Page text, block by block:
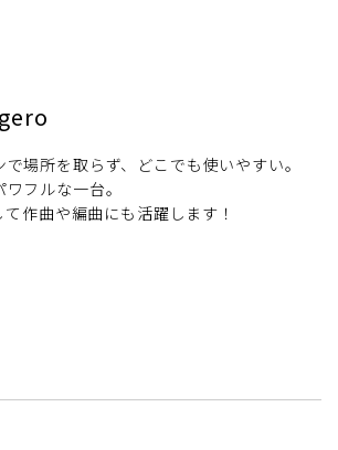
場所を取らず、どこでも使いやすい。
フルな一台。
作曲や編曲にも活躍します！